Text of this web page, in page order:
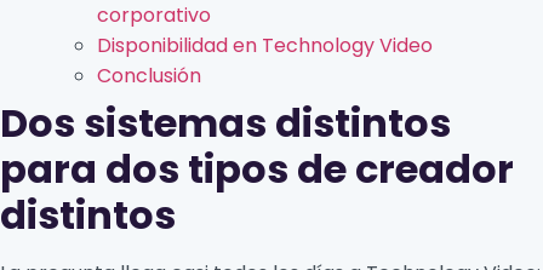
corporativo
Disponibilidad en Technology Video
Conclusión
Dos sistemas distintos
para dos tipos de creador
distintos